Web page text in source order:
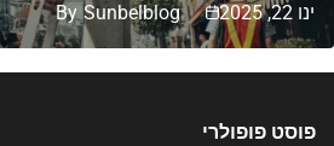
By Sunbelblog ינו 22, 2025
פוסט פופולרי